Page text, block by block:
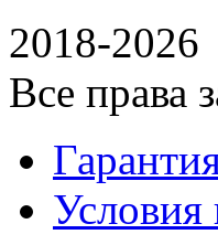
2018-2026
Все права
Условия